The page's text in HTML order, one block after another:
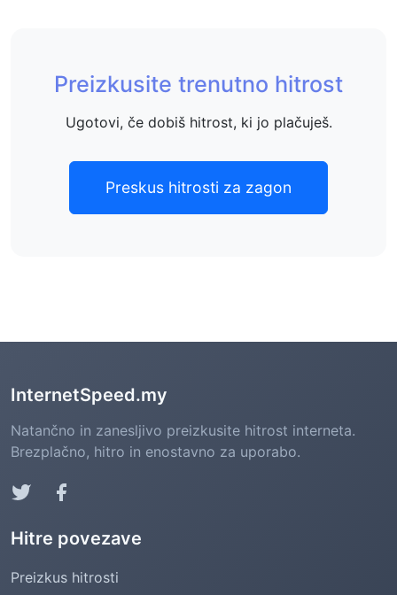
Preizkusite trenutno hitrost
Ugotovi, če dobiš hitrost, ki jo plačuješ.
Preskus hitrosti za zagon
InternetSpeed.my
Natančno in zanesljivo preizkusite hitrost interneta.
Brezplačno, hitro in enostavno za uporabo.
Hitre povezave
Preizkus hitrosti